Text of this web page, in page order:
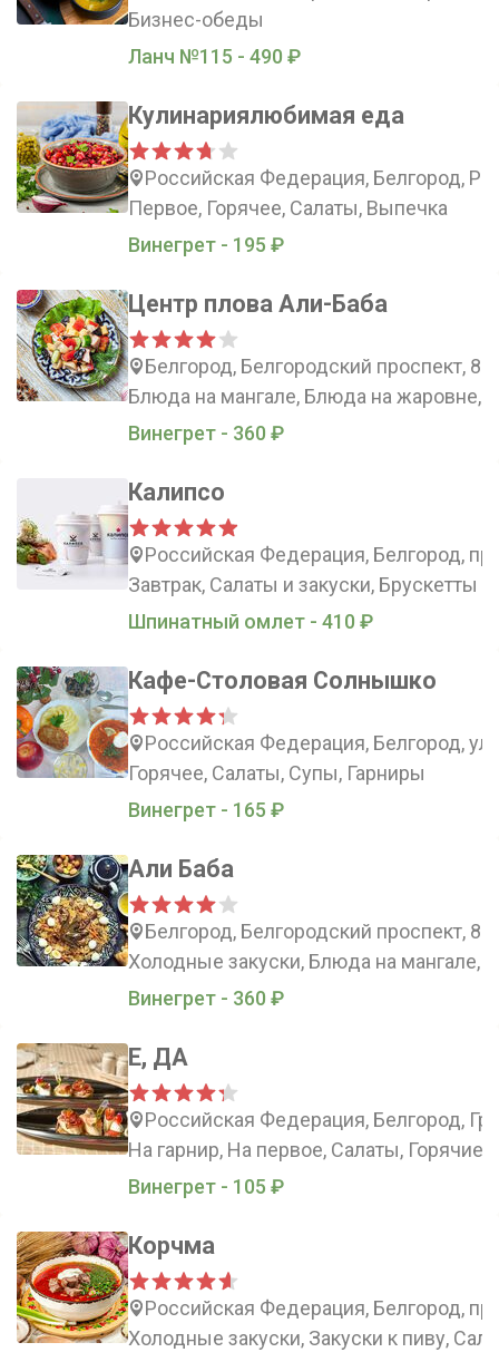
Бизнес-обеды
Ланч №115 - 490 ₽
Кулинариялюбимая еда
Российская Федерация, Белгород,
Первое, Горячее, Салаты, Выпечка
Винегрет - 195 ₽
Центр плова Али-Баба
Белгород, Белгородский проспект, 87
Блюда на мангале, Блюда на жаровне,
Винегрет - 360 ₽
Калипсо
Российская Федерация, Белгород,
Завтрак, Салаты и закуски, Брускетты
Шпинатный омлет - 410 ₽
Кафе-Столовая Солнышко
Российская Федерация, Белгород,
Горячее, Салаты, Супы, Гарниры
Винегрет - 165 ₽
Али Баба
Белгород, Белгородский проспект,
Холодные закуски, Блюда на мангале,
Винегрет - 360 ₽
Е, ДА
Российская Федерация, Белгород,
На гарнир, На первое, Салаты, Горячие
Винегрет - 105 ₽
Корчма
Российская Федерация, Белгород,
Холодные закуски, Закуски к пиву,